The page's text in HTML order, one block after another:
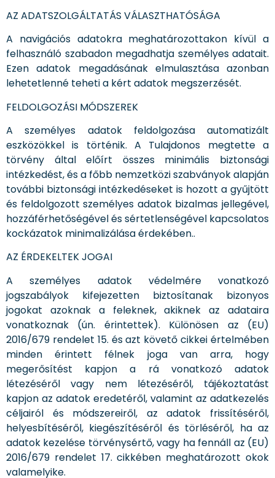
AZ ADATSZOLGÁLTATÁS VÁLASZTHATÓSÁGA
A navigációs adatokra meghatározottakon kívül a
felhasználó szabadon megadhatja személyes adatait.
Ezen adatok megadásának elmulasztása azonban
lehetetlenné teheti a kért adatok megszerzését.
FELDOLGOZÁSI MÓDSZEREK
A személyes adatok feldolgozása automatizált
eszközökkel is történik. A Tulajdonos megtette a
törvény által előírt összes minimális biztonsági
intézkedést, és a főbb nemzetközi szabványok alapján
további biztonsági intézkedéseket is hozott a gyűjtött
és feldolgozott személyes adatok bizalmas jellegével,
hozzáférhetőségével és sértetlenségével kapcsolatos
kockázatok minimalizálása érdekében..
AZ ÉRDEKELTEK JOGAI
A személyes adatok védelmére vonatkozó
jogszabályok kifejezetten biztosítanak bizonyos
jogokat azoknak a feleknek, akiknek az adataira
vonatkoznak (ún. érintettek). Különösen az (EU)
2016/679 rendelet 15. és azt követő cikkei értelmében
minden érintett félnek joga van arra, hogy
megerősítést kapjon a rá vonatkozó adatok
létezéséről vagy nem létezéséről, tájékoztatást
kapjon az adatok eredetéről, valamint az adatkezelés
céljairól és módszereiről, az adatok frissítéséről,
helyesbítéséről, kiegészítéséről és törléséről, ha az
adatok kezelése törvénysértő, vagy ha fennáll az (EU)
2016/679 rendelet 17. cikkében meghatározott okok
valamelyike.